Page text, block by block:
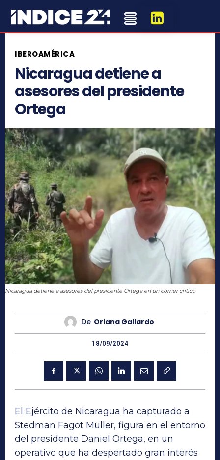
IBEROAMÉRICA
Nicaragua detiene a
asesores del presidente
Ortega
Nicaragua detiene a asesores del presidente Ortega en un córner crítico
De Oriana Gallardo
18/09/2024
El Ejército de Nicaragua ha capturado a
Stedman Fagot Müller, figura en el entorno
del presidente Daniel Ortega, en un
operativo que ha despertado gran interés